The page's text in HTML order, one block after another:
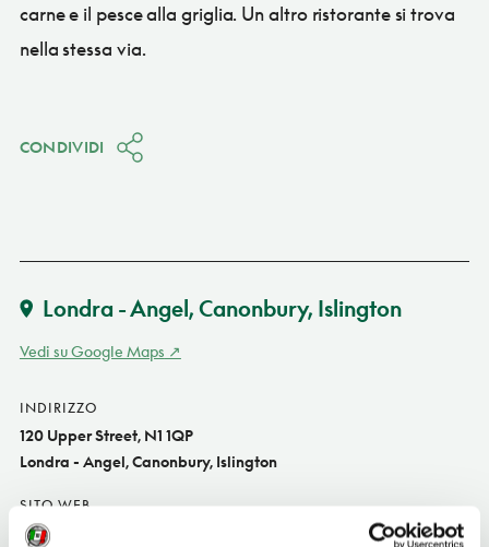
carne e il pesce alla griglia. Un altro ristorante si trova
nella stessa via.
CONDIVIDI
Londra - Angel, Canonbury, Islington
Vedi su Google Maps
INDIRIZZO
120 Upper Street, N1 1QP
Londra - Angel, Canonbury, Islington
SITO WEB
www.cafegallipoli.com